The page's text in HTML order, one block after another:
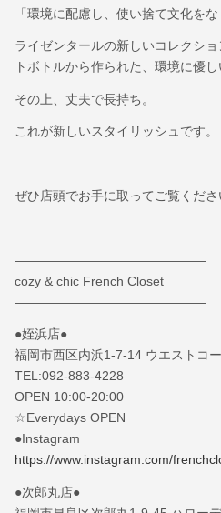
「環境に配慮し、使い捨て文化をな
ライゼンタールの新しいコレクシ
トボトルから作られた、環境に優
その上、丈夫で長持ち。
これが新しいスタイリッシュです。
ぜひ店頭でお手に取ってご覧くださ
———————————————
cozy & chic French Closet
———————————————
●姪浜店●
福岡市西区内浜1-7-14 ウエストコ
TEL:092-883-4228
OPEN 10:00-20:00
☆Everydays OPEN
●Instagram
https://www.instagram.com/
●次郎丸店●